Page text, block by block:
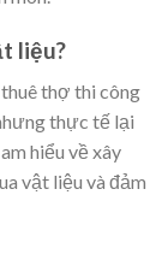
liệu?
thợ thi công
thực tế lại
hiểu về xây
vật liệu và đảm